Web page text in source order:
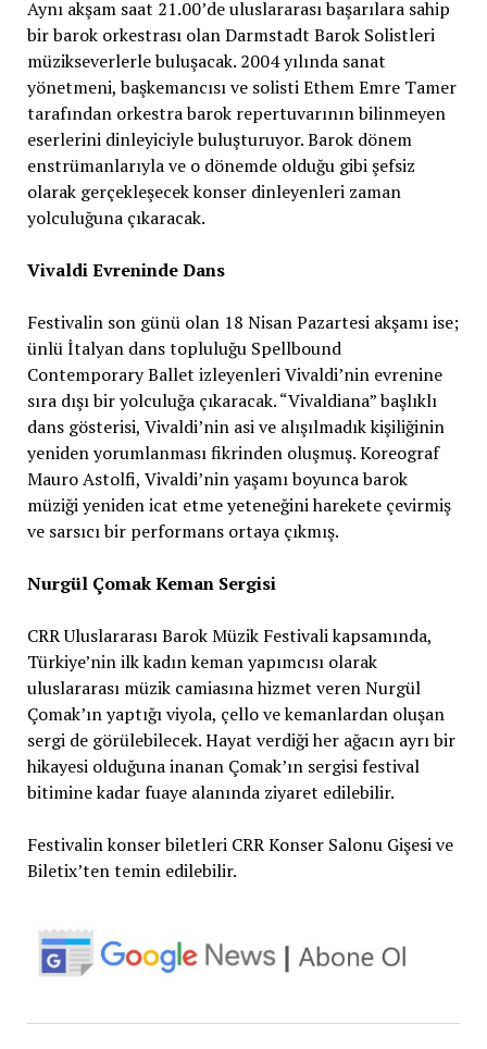
Aynı akşam saat 21.00’de uluslararası başarılara sahip
bir barok orkestrası olan Darmstadt Barok Solistleri
müzikseverlerle buluşacak. 2004 yılında sanat
yönetmeni, başkemancısı ve solisti Ethem Emre Tamer
tarafından orkestra barok repertuvarının bilinmeyen
eserlerini dinleyiciyle buluşturuyor. Barok dönem
enstrümanlarıyla ve o dönemde olduğu gibi şefsiz
olarak gerçekleşecek konser dinleyenleri zaman
yolculuğuna çıkaracak.
Vivaldi Evreninde Dans
Festivalin son günü olan 18 Nisan Pazartesi akşamı ise;
ünlü İtalyan dans topluluğu Spellbound
Contemporary Ballet izleyenleri Vivaldi’nin evrenine
sıra dışı bir yolculuğa çıkaracak. “Vivaldiana” başlıklı
dans gösterisi, Vivaldi’nin asi ve alışılmadık kişiliğinin
yeniden yorumlanması fikrinden oluşmuş. Koreograf
Mauro Astolfi, Vivaldi’nin yaşamı boyunca barok
müziği yeniden icat etme yeteneğini harekete çevirmiş
ve sarsıcı bir performans ortaya çıkmış.
Nurgül Çomak Keman Sergisi
CRR Uluslararası Barok Müzik Festivali kapsamında,
Türkiye’nin ilk kadın keman yapımcısı olarak
uluslararası müzik camiasına hizmet veren Nurgül
Çomak’ın yaptığı viyola, çello ve kemanlardan oluşan
sergi de görülebilecek. Hayat verdiği her ağacın ayrı bir
hikayesi olduğuna inanan Çomak’ın sergisi festival
bitimine kadar fuaye alanında ziyaret edilebilir.
Festivalin konser biletleri CRR Konser Salonu Gişesi ve
Biletix’ten temin edilebilir.